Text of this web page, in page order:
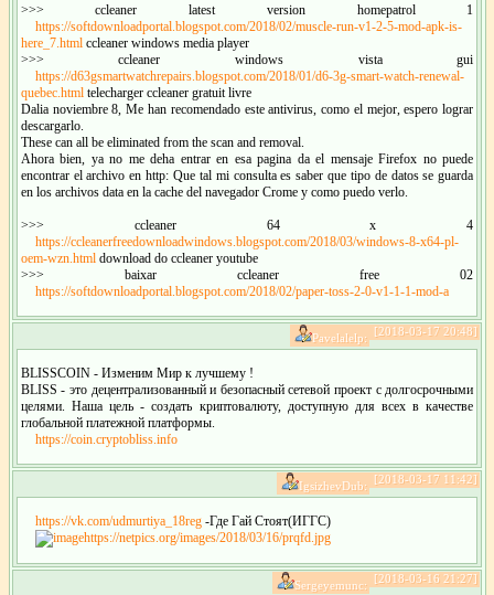
>>> ccleaner latest version homepatrol 1
https://softdownloadportal.blogspot.com/2018/02/muscle-run-v1-2-5-mod-apk-is-
here_7.htmlccleaner windows media player
>>> ccleaner windows vista gui
https://d63gsmartwatchrepairs.blogspot.com/2018/01/d6-3g-smart-watch-renewal-
quebec.htmltelecharger ccleaner gratuit livre
Dalia noviembre 8, Me han recomendado este antivirus, como el mejor, espero lograr
descargarlo.
These can all be eliminated from the scan and removal.
Ahora bien, ya no me deha entrar en esa pagina da el mensaje Firefox no puede
encontrar el archivo en http: Que tal mi consulta es saber que tipo de datos se guarda
en los archivos data en la cache del navegador Crome y como puedo verlo.
>>> ccleaner 64 x 4
https://ccleanerfreedownloadwindows.blogspot.com/2018/03/windows-8-x64-pl-
oem-wzn.htmldownload do ccleaner youtube
>>> baixar ccleaner free 02
https://softdownloadportal.blogspot.com/2018/02/paper-toss-2-0-v1-1-1-mod-a
[2018-03-17 20:48]
Pavelalelp:
BLISSCOIN - Изменим Мир к лучшему !
BLISS - это децентрализованный и безопасный сетевой проект с долгосрочными
целями. Наша цель - создать криптовалюту, доступную для всех в качестве
глобальной платежной платформы.
https://coin.cryptobliss.info
[2018-03-17 11:42]
IgsizhevDub:
https://vk.com/udmurtiya_18reg-Где Гай Стоят(ИГГС)
https://netpics.org/images/2018/03/16/prqfd.jpg
[2018-03-16 21:27]
Sergeyemunc: